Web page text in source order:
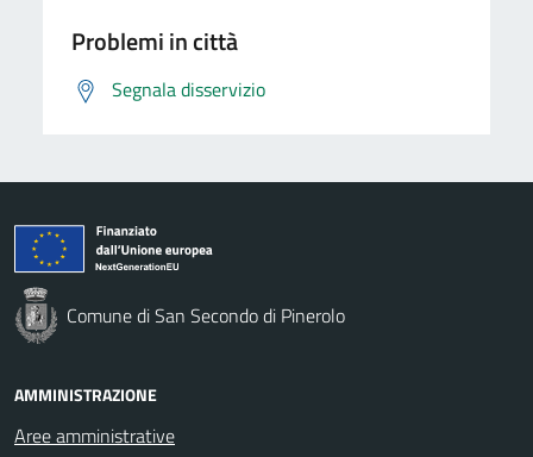
Problemi in città
Segnala disservizio
Comune di San Secondo di Pinerolo
AMMINISTRAZIONE
Aree amministrative